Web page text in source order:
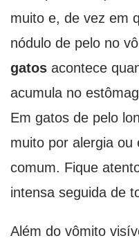
muito e, de vez em
nódulo de pelo no
gatos acontece
acumula no
Em gatos de pelo
muito por alergia
comum. Fique
intensa seguida de
Além do vômito